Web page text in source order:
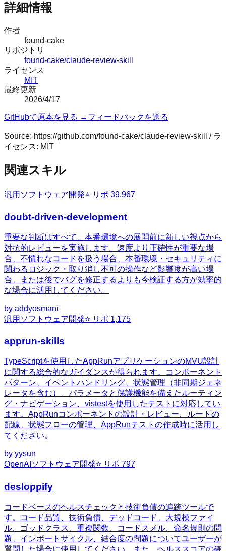
詳細情報
作者
found-cake
リポジトリ
found-cake/claude-review-skill
ライセンス
MIT
最終更新
2026/4/17
GitHubで原本を見る → フィードバックを送る
Source: https://github.com/found-cake/claude-review-skill
/ ラ
イセンス: MIT
関連スキル
汎用 ソフトウェア開発⭐ リポ 39,967
doubt-driven-development
重要な判断はすべて、本番環境への展開前に新しい視点から
対抗的レビューを実施します。速度より正確性が重要な場
合、不慣れなコードを扱う場合、本番環境・セキュリティに
関わるロジック・取り消し不可の操作など影響度が高い場
合、または後でバグを修正するよりも今検証する方が効率的
な場合に活用してください。
by addyosmani
汎用 ソフトウェア開発⭐ リポ 1,175
apprun-skills
TypeScriptを使用したAppRunアプリケーションのMVU設計
に関する総合的なガイダンスが得られます。コンポーネント
パターン、イベントハンドリング、状態管理（非同期ジェネ
レータを含む）、パラメータと保護機能を備えたルーティン
グ・ナビゲーション、vistestを使用したテストに対応してい
ます。AppRunコンポーネントの設計・レビュー、ルートの
配線、状態フローの管理、AppRunテストの作成時に活用し
てください。
by yysun
OpenAI ソフトウェア開発⭐ リポ 797
desloppify
コードベースのヘルスチェックと技術負債の追跡ツールで
す。コード品質、技術負債、デッドコード、大規模ファイ
ル、ゴッドクラス、重複関数、コードスメル、命名規則の問
題、インポートサイクル、結合度の問題についてユーザーが
質問した場合に使用してください。また、ヘルススコアの確